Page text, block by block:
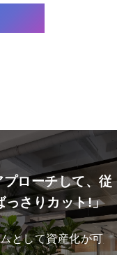
プローチして、従
っさりカット!」
として資産化が可